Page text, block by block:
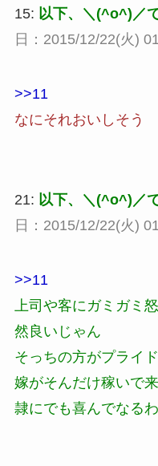
15: 以下、＼(^o^)／
日：2015/12/22(火)
>>11
なにそれおいしそう
21: 以下、＼(^o^)／
日：2015/12/22(火)
>>11
上司や客にガミガミ
然良いじゃん
そっちの方がプライ
嫁がそんだけ稼いで
隷にでも喜んでなるわ